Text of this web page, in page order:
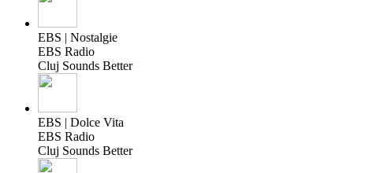
EBS | Nostalgie
EBS Radio
Cluj Sounds Better
EBS | Dolce Vita
EBS Radio
Cluj Sounds Better